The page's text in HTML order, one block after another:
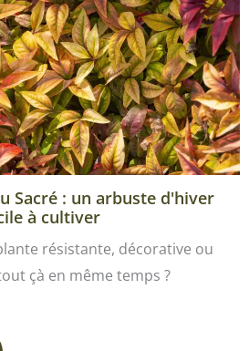
Sacré : un arbuste d'hiver
à cultiver
résistante, décorative ou
çà en même temps ?